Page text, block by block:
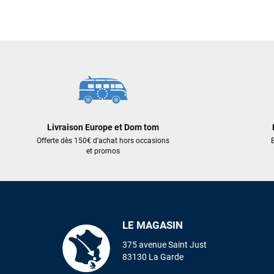
Livraison Europe et Dom tom
Offerte dès 150€ d'achat hors occasions
et promos
LE MAGASIN
375 avenue Saint Just
83130 La Garde